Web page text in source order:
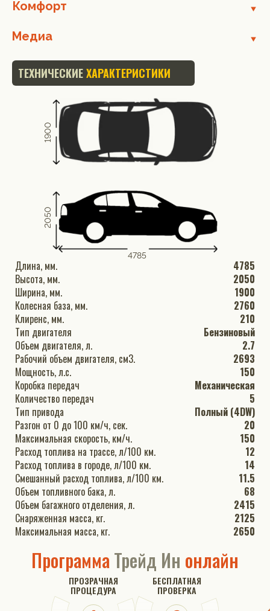
Комфорт
Медиа
ТЕХНИЧЕСКИЕХАРАКТЕРИСТИКИ
4785
2050
1900
Длина, мм.
4785
Высота, мм.
2050
Ширина, мм.
1900
Колесная база, мм.
2760
Клиренс, мм.
210
Тип двигателя
Бензиновый
Объем двигателя, л.
2.7
Рабочий объем двигателя, см3.
2693
Мощность, л.с.
150
Коробка передач
Механическая
Количество передач
5
Тип привода
Полный (4DW)
Разгон от 0 до 100 км/ч, сек.
20
Максимальная скорость, км/ч.
150
Расход топлива на трассе, л/100 км.
12
Расход топлива в городе, л/100 км.
14
Смешанный расход топлива, л/100 км.
11.5
Объем топливного бака, л.
68
Объем багажного отделения, л.
2415
Снаряженная масса, кг.
2125
Максимальная масса, кг.
2650
ПрограммаТрейд Ин онлайн
ПРОЗРАЧНАЯ
ПРОЦЕДУРА
БЕСПЛАТНАЯ
ПРОВЕРКА